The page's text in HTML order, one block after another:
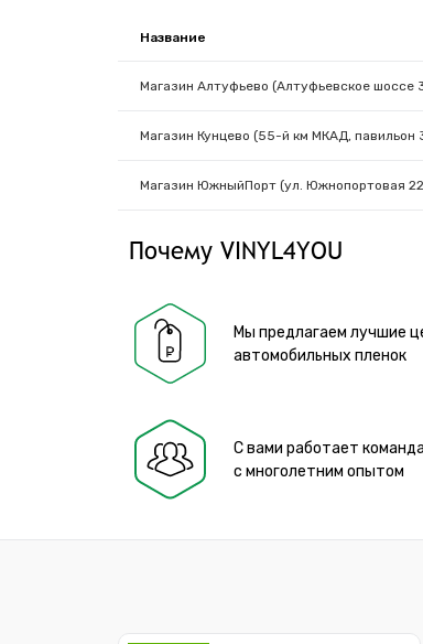
Название
Магазин Алтуфьево (Алтуфьевское шоссе
Магазин Кунцево (55-й км МКАД, павильон
Магазин ЮжныйПорт (ул. Южнопортовая
Почему VINYL4YOU
Мы предлагаем лучшие
автомобильных пленок
С вами работает
с многолетним опытом